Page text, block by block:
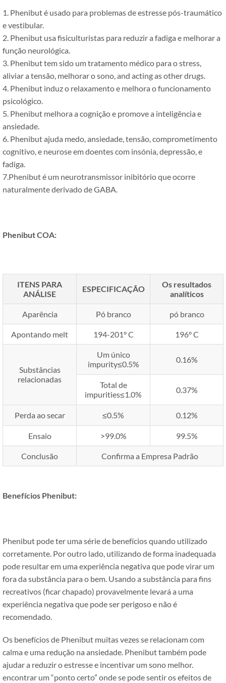
1. Phenibut é usado para problemas de estresse pós-traumático
e vestibular.
2. Phenibut usa fisiculturistas para reduzir a fadiga e melhorar a
função neurológica.
3. Phenibut tem sido um tratamento médico para o stress,
aliviar a tensão, melhorar o sono,and acting as other drugs.
4. Phenibut induz o relaxamento e melhora o funcionamento
psicológico.
5. Phenibut melhora a cognição e promove a inteligência e
ansiedade.
6. Phenibut ajuda medo, ansiedade, tensão, comprometimento
cognitivo, e neurose em doentes com insónia, depressão, e
fadiga.
7.Phenibut é um neurotransmissor inibitório que ocorre
naturalmente derivado de GABA.
Phenibut COA:
ITENS PARA
ANÁLISE
ESPECIFICAÇÃO
Os resultados
analíticos
Aparência Pó branco pó branco
Apontando melt 194-201° C 196° C
Substâncias
relacionadas
Um único
impurity≤0.5%
0.16%
Total de
impurities≤1.0%
0.37%
Perda ao secar ≤0.5% 0.12%
Ensaio >99.0% 99.5%
Conclusão Confirma a Empresa Padrão
Benefícios Phenibut:
Phenibut pode ter uma série de benefícios quando utilizado
corretamente. Por outro lado, utilizando de forma inadequada
pode resultar em uma experiência negativa que pode virar um
fora da substância para o bem. Usando a substância para fins
recreativos (ficar chapado) provavelmente levará a uma
experiência negativa que pode ser perigoso e não é
recomendado.
Os benefícios de Phenibut muitas vezes se relacionam com
calma e uma redução na ansiedade. Phenibut também pode
ajudar a reduzir o estresse e incentivar um sono melhor.
encontrar um “ponto certo” onde se pode sentir os efeitos de